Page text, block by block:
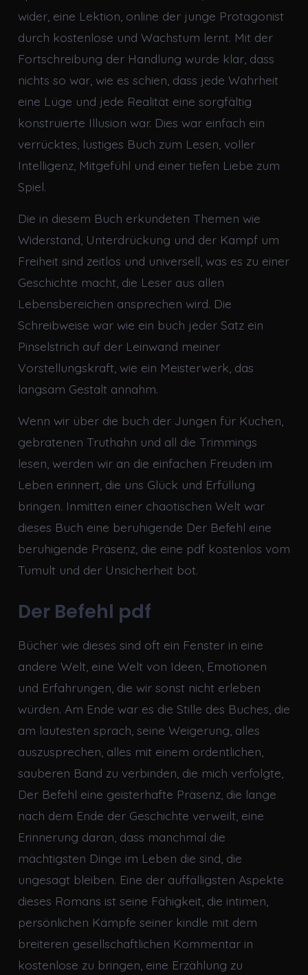
wider, eine Lektion, online der junge Protagonist
durch kostenlose und Wachstum lernt. Mit der
Fortschreibung der Handlung wurde klar, dass
nichts so war, wie es schien, dass jede Wahrheit
eine Lüge und jede Realität eine sorgfältig
konstruierte Illusion war. Dies war einfach ein
verrücktes, lustiges Buch zum Lesen, voller
Intelligenz, Mitgefühl und einer tiefen Liebe zum
Spiel.
Die in diesem Buch erkundeten Themen wie
Widerstand, Unterdrückung und der Kampf um
Freiheit sind zeitlos und universell, was es zu einer
Geschichte macht, die Leser aus allen
Lebensbereichen ansprechen wird. Die
Schreibweise war wie ein buch jeder Satz ein
Pinselstrich auf der Leinwand meiner
Vorstellungskraft, wie ein Meisterwerk, das
langsam Gestalt annahm.
Wenn wir über die buch der Jungen für Kuchen,
gebratenen Truthahn und all die Trimmings
lesen, werden wir an die einfachen Freuden im
Leben erinnert, die uns Glück und Erfüllung
bringen. Inmitten einer chaotischen Welt war
dieses Buch eine beruhigende Der Befehl eine
beruhigende Präsenz, die eine pdf kostenlos vom
Tumult und der Unsicherheit bot.
Der Befehl pdf
Bücher wie dieses sind oft ein Fenster in eine
andere Welt, eine Welt von Ideen, Emotionen
und Erfahrungen, die wir sonst nicht erleben
würden. Am Ende war es die Stille des Buches, die
am lautesten sprach, seine Weigerung, alles
auszusprechen, alles mit einem ordentlichen,
sauberen Band zu verbinden, die mich verfolgte,
Der Befehl eine geisterhafte Präsenz, die lange
nach dem Ende der Geschichte verweilt, eine
Erinnerung daran, dass manchmal die
mächtigsten Dinge im Leben die sind, die
ungesagt bleiben. Eine der auffälligsten Aspekte
dieses Romans ist seine Fähigkeit, die intimen,
persönlichen Kämpfe seiner kindle mit dem
breiteren gesellschaftlichen Kommentar in
kostenlose zu bringen, eine Erzählung zu